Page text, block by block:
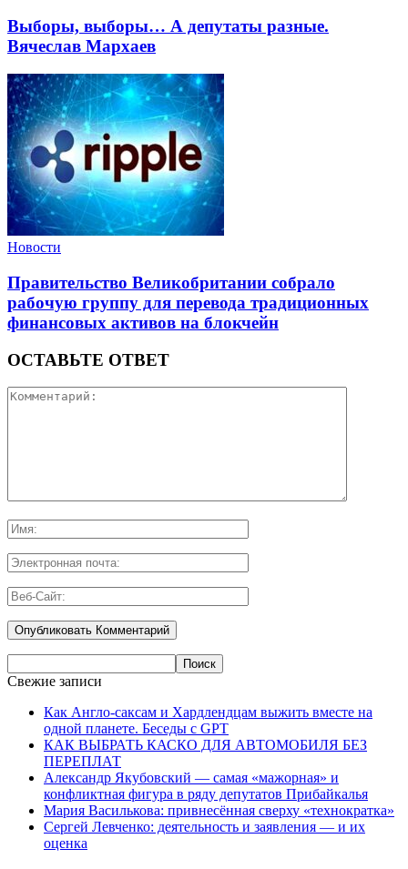
Выборы, выборы… А депутаты разные.
Вячеслав Мархаев
Новости
Правительство Великобритании собрало
рабочую группу для перевода традиционных
финансовых активов на блокчейн
ОСТАВЬТЕ ОТВЕТ
Свежие записи
Как Англо-саксам и Хардлендцам выжить вместе на
одной планете. Беседы с GPT
КАК ВЫБРАТЬ КАСКО ДЛЯ АВТОМОБИЛЯ БЕЗ
ПЕРЕПЛАТ
Александр Якубовский — самая «мажорная» и
конфликтная фигура в ряду депутатов Прибайкалья
Мария Василькова: привнесённая сверху «технократка»
Сергей Левченко: деятельность и заявления — и их
оценка